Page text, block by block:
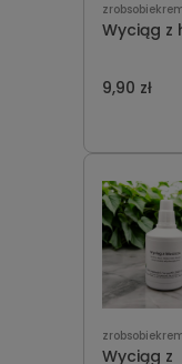
Wyciąg z
9,90 zł
Wyciąg z